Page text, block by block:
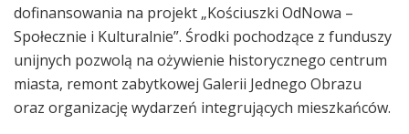
dofinansowania na projekt „Kościuszki OdNowa –
Społecznie i Kulturalnie”. Środki pochodzące z funduszy
unijnych pozwolą na ożywienie historycznego centrum
miasta, remont zabytkowej Galerii Jednego Obrazu
oraz organizację wydarzeń integrujących mieszkańców.